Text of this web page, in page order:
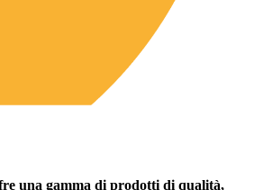
una gamma di prodotti di qualità,